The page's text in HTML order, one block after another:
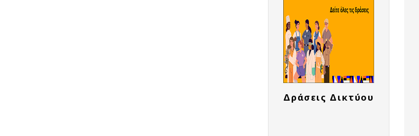
Δράσεις Δικτύου